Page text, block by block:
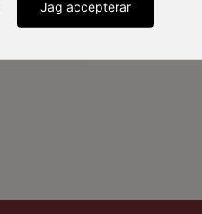
Jag accepterar